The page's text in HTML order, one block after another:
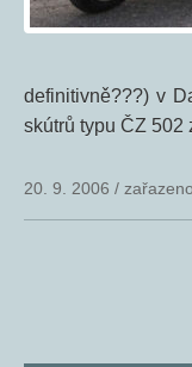
definitivně???) v
skútrů typu ČZ 502
20. 9. 2006 /